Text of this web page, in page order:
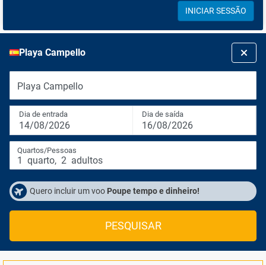
INICIAR SESSÃO
Playa Campello
Playa Campello
Dia de entrada
14/08/2026
Dia de saída
16/08/2026
Quartos/Pessoas
1 quarto, 2 adultos
Quero incluir um voo Poupe tempo e dinheiro!
PESQUISAR